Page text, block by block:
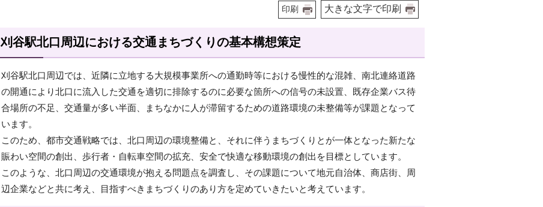
印刷 大きな文字で印刷
刈谷駅北口周辺における交通まちづくりの基本構想策定
刈谷駅北口周辺では、近隣に立地する大規模事業所への通勤時等における慢性的な混雑、南北連絡道路
の開通により北口に流入した交通を適切に排除するのに必要な箇所への信号の未設置、既存企業バス待
合場所の不足、交通量が多い半面、まちなかに人が滞留するための道路環境の未整備等が課題となって
います。
このため、都市交通戦略では、北口周辺の環境整備と、それに伴うまちづくりとが一体となった新たな
賑わい空間の創出、歩行者・自転車空間の拡充、安全で快適な移動環境の創出を目標としています。
このような、北口周辺の交通環境が抱える問題点を調査し、その課題について地元自治体、商店街、周
辺企業などと共に考え、目指すべきまちづくりのあり方を定めていきたいと考えています。